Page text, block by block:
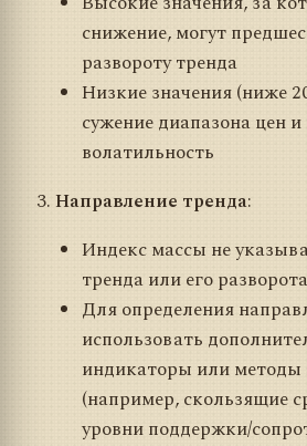
снижение, могут
развороту тренда
Низкие значения (ниже
сужение диапазона цен
волатильность
Направление тренда:
Индекс массы не
тренда или его разворота
Для определения
использовать
индикаторы или методы
(например, скользящие
уровни поддержки/